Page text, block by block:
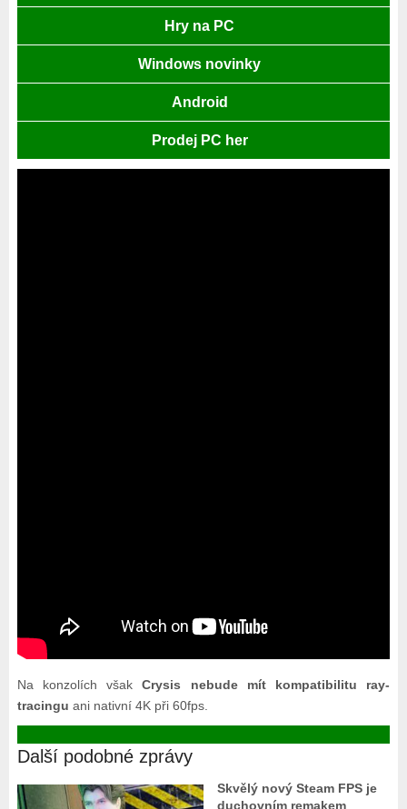
Hry na PC
Windows novinky
Android
Prodej PC her
Na konzolích všakCrysis nebude mít kompatibilitu ray-
tracingu ani nativní 4K při 60fps.
Další podobné zprávy
Skvělý nový Steam FPS je
duchovním remakem